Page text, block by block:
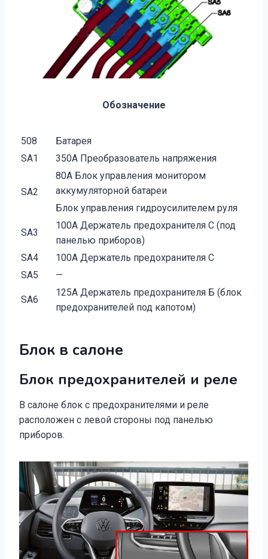
Обозначение
508
Батарея
SA1
350А Преобразователь напряжения
SA2
80А Блок управления монитором
аккумуляторной батареи
Блок управления гидроусилителем руля
SA3
100А Держатель предохранителя С (под
панелью приборов)
SA4
100А Держатель предохранителя С
SA5
—
SA6
125А Держатель предохранителя Б (блок
предохранителей под капотом)
Блок в салоне
Блок предохранителей и реле
В салоне блок с предохранителями и реле
расположен с левой стороны под панелью
приборов.